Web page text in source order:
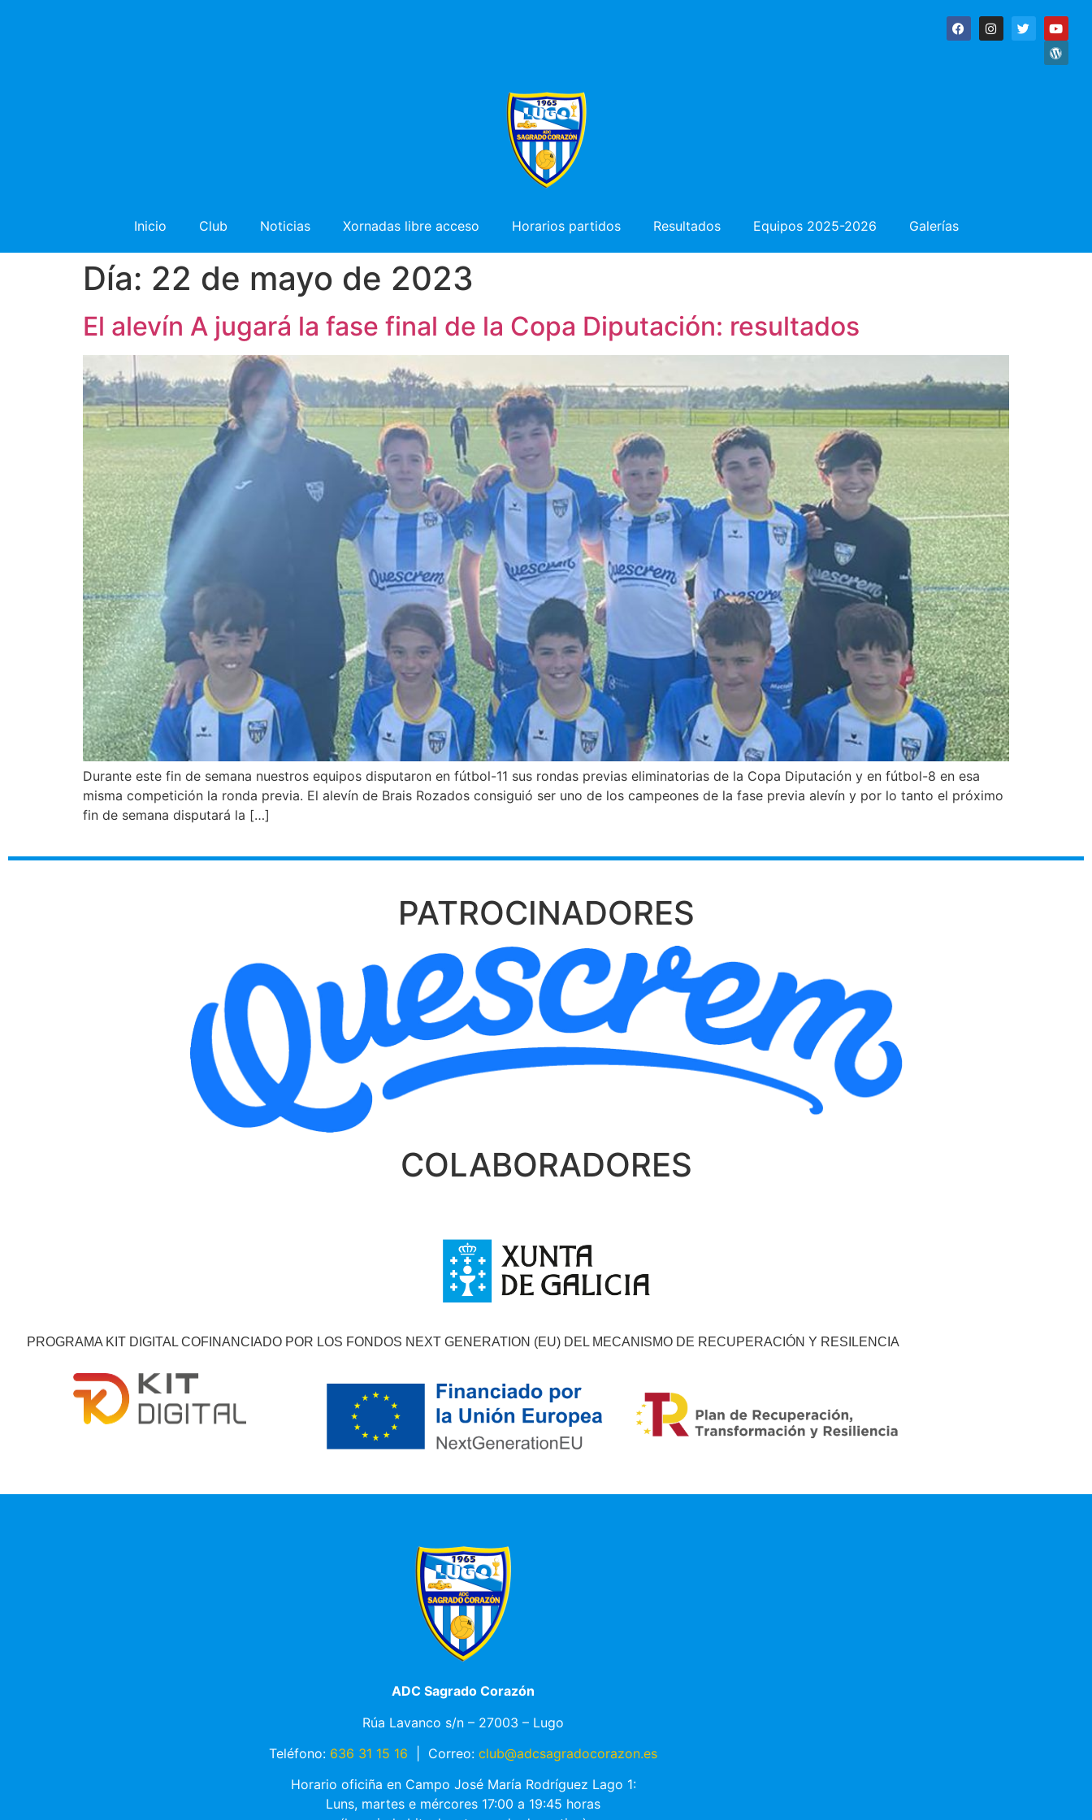
Inicio Club Noticias Xornadas libre acceso Horarios partidos Resultados Equipos 2025-2026 Galerías
Día: 22 de mayo de 2023
El alevín A jugará la fase final de la Copa Diputación: resultados
Durante este fin de semana nuestros equipos disputaron en fútbol-11 sus rondas previas eliminatorias de la Copa Diputación y en fútbol-8 en esa
misma competición la ronda previa. El alevín de Brais Rozados consiguió ser uno de los campeones de la fase previa alevín y por lo tanto el próximo
fin de semana disputará la […]
PATROCINADORES
COLABORADORES
PROGRAMA KIT DIGITAL COFINANCIADO POR LOS FONDOS NEXT GENERATION (EU) DEL MECANISMO DE RECUPERACIÓN Y RESILENCIA
ADC Sagrado Corazón
Rúa Lavanco s/n – 27003 – Lugo
Teléfono: 636 31 15 16 Correo: club@adcsagradocorazon.es
Horario oficiña en Campo José María Rodríguez Lago 1:
Luns, martes e mércores 17:00 a 19:45 horas